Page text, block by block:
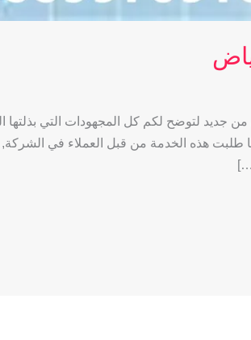
لتوضح لكم كل المجهودات التي بذلتها
طلبت هذه الخدمة من قبل العملاء في